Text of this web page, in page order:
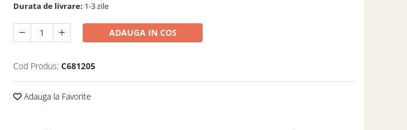
Durata de livrare: 1-3 zile
ADAUGA IN COS
Cod Produs: C681205
Adauga la Favorite